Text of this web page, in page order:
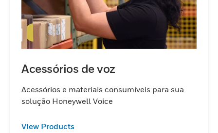
Acessórios de voz
Acessórios e materiais consumíveis para sua
solução Honeywell Voice
View Products